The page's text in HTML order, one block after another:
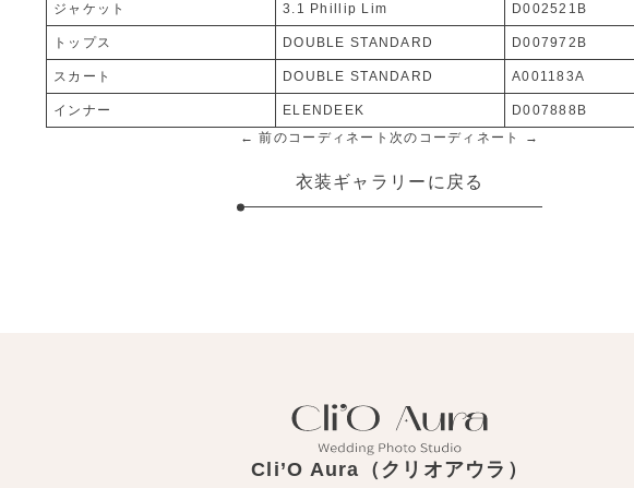
ジャケット 3.1 Phillip Lim D002521B
トップス DOUBLE STANDARD D007972B
スカート DOUBLE STANDARD A001183A
インナー ELENDEEK
D007888B
← 前のコーディネート 次のコーディネート →
衣装ギャラリーに戻る
Cli’O Aura（クリオアウラ）